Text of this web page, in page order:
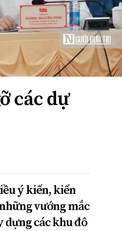
các dự
ý kiến, kiến
vướng mắc
các khu đô